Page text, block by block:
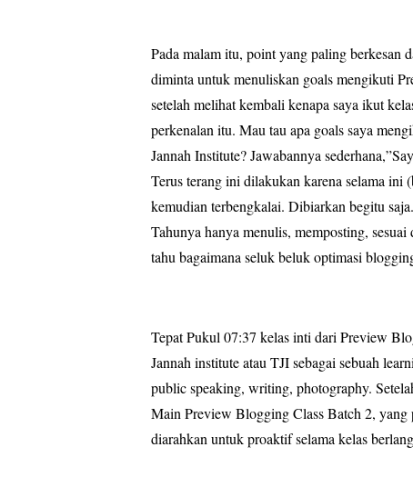
Pada malam itu, point yang paling berkesan
diminta untuk menuliskan goals mengikuti
setelah melihat kembali kenapa saya ikut
perkenalan itu. Mau tau apa goals saya
Jannah Institute? Jawabannya
Terus terang ini dilakukan karena selama ini
kemudian terbengkalai. Dibiarkan begitu
Tahunya hanya menulis, memposting,
tahu bagaimana seluk beluk optimasi
Tepat Pukul 07:37 kelas inti dari Preview
Jannah institute atau TJI sebagai sebuah
public speaking, writing, photography.
Main Preview Blogging Class Batch 2,
diarahkan untuk proaktif selama kelas